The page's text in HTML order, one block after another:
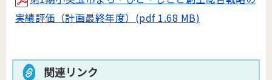
実績評価（計画最終年度）(pdf 1.68 MB)
関連リンク